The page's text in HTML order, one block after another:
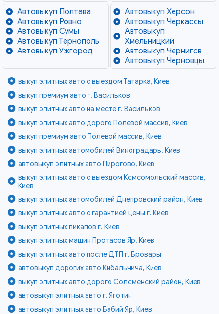
Автовыкуп Полтава
Автовыкуп Ровно
Автовыкуп Сумы
Автовыкуп Тернополь
Автовыкуп Ужгород
Автовыкуп Херсон
Автовыкуп Черкассы
Автовыкуп
Хмельницкий
Автовыкуп Чернигов
Автовыкуп Черновцы
выкуп элитных авто с выездом Татарка, Киев
выкуп премиум авто г. Васильков
выкуп элитных авто на месте г. Васильков
выкуп элитных авто дорого Полевой массив, Киев
выкуп премиум авто Полевой массив, Киев
выкуп элитных автомобилей Виноградарь, Киев
автовыкуп элитных авто Пирогово, Киев
выкуп элитных авто с выездом Комсомольский массив,
Киев
выкуп элитных автомобилей Днепровский район, Киев
выкуп элитных авто с гарантией цены г. Киев
выкуп элитных пикапов г. Киев
выкуп элитных машин Протасов Яр, Киев
выкуп элитных авто после ДТП г. Бровары
автовыкуп дорогих авто Кибальчича, Киев
выкуп элитных авто дорого Соломенский район, Киев
автовыкуп элитных авто г. Яготин
автовыкуп элитных авто Бабий Яр, Киев